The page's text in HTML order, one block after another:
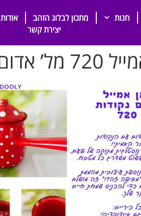
חנות מתכון לבלוג הזהב אודות
יצירת קשר
עם נקודות